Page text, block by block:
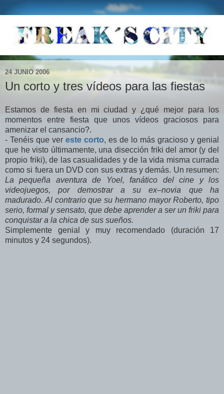
24 JUNIO 2006
Un corto y tres vídeos para las fiestas
Estamos de fiesta en mi ciudad y ¿qué mejor para los
momentos entre fiesta que unos vídeos graciosos para
amenizar el cansancio?.
- Tenéis que ver este corto, es de lo más gracioso y genial
que he visto últimamente, una disección friki del amor (y del
propio friki), de las casualidades y de la vida misma currada
como si fuera un DVD con sus extras y demás. Un resumen:
La pequeña aventura de Yoel, fanático del cine y los
videojuegos, por demostrar a su ex–novia que ha
madurado. Al contrario que su hermano mayor Roberto, tipo
serio, formal y sensato, que debe aprender a ser un friki para
conquistar a la chica de sus sueños.
Simplemente genial y muy recomendado (duración 17
minutos y 24 segundos).